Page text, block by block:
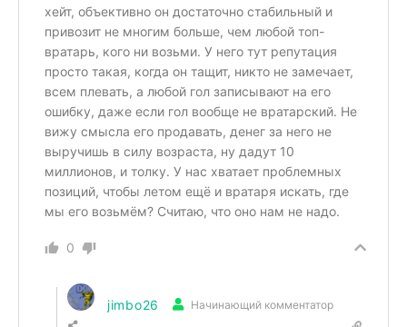
хейт, объективно он достаточно стабильный и
привозит не многим больше, чем любой топ-
вратарь, кого ни возьми. У него тут репутация
просто такая, когда он тащит, никто не замечает,
всем плевать, а любой гол записывают на его
ошибку, даже если гол вообще не вратарский. Не
вижу смысла его продавать, денег за него не
выручишь в силу возраста, ну дадут 10
миллионов, и толку. У нас хватает проблемных
позиций, чтобы летом ещё и вратаря искать, где
мы его возьмём? Считаю, что оно нам не надо.
0
jimbo26 Начинающий комментатор